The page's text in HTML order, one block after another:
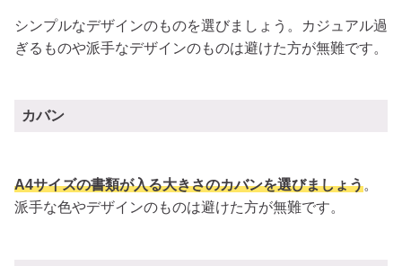
シンプルなデザインのものを選びましょう。カジュアル過
ぎるものや派手なデザインのものは避けた方が無難です。
カバン
A4サイズの書類が入る大きさのカバンを選びましょう。
派手な色やデザインのものは避けた方が無難です。